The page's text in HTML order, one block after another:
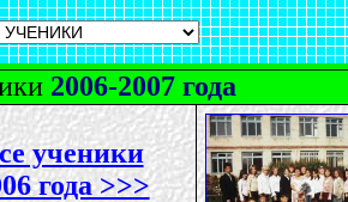
2006-2007 года
ученики
года >>>